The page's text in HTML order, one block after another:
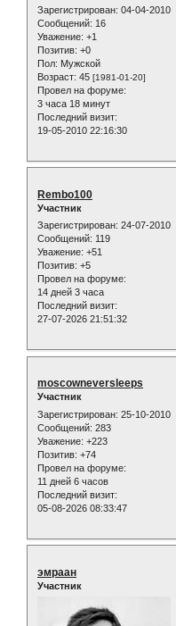
Зарегистрирован: 04-04-2010
Сообщений: 16
Уважение: +1
Позитив: +0
Пол: Мужской
Возраст: 45 [1981-01-20]
Провел на форуме:
3 часа 18 минут
Последний визит:
19-05-2010 22:16:30
Rembo100
Участник
Зарегистрирован: 24-07-2010
Сообщений: 119
Уважение: +51
Позитив: +5
Провел на форуме:
14 дней 3 часа
Последний визит:
27-07-2026 21:51:32
moscowneversleeps
Участник
Зарегистрирован: 25-10-2010
Сообщений: 283
Уважение: +223
Позитив: +74
Провел на форуме:
11 дней 6 часов
Последний визит:
05-08-2026 08:33:47
эмраан
Участник